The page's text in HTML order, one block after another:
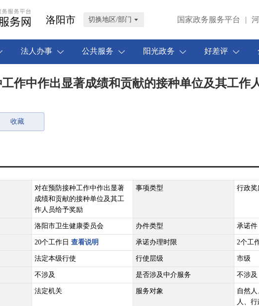
洛阳市 切换地区/部门 国家政务服务平台 |
法人办事 公共服务 阳光政务 好差评
作中作出显著成绩和贡献的接种单位及其工作
收藏
对在预防接种工作中作出显著
成绩和贡献的接种单位及其工
作人员给予奖励
事项类型 行政奖
洛阳市卫生健康委员会 办件类型 承诺件
20个工作日 查看说明 承诺办理时限 2个工
法定本级行使 行使层级 市级
不涉及 是否涉及中介服务 不涉及
法定机关 服务对象
自然
人、